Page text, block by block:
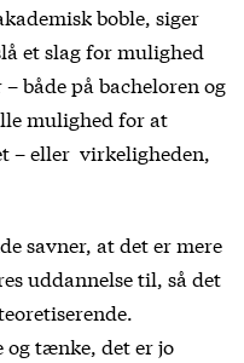
boble, siger
et slag for mulighed
både på bacheloren og
mulighed for at
– eller virkeligheden,
savner, at det er mere
uddannelse til, så det
og tænke, det er jo